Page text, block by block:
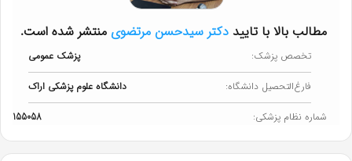
مطالب بالا با تایید دکتر سیدحسن مرتضوی منتشر شده است.
تخصص پزشک: پزشک عمومی
فارغ‌التحصیل دانشگاه: دانشگاه علوم پزشکی اراک
شماره نظام پزشکی: 155058